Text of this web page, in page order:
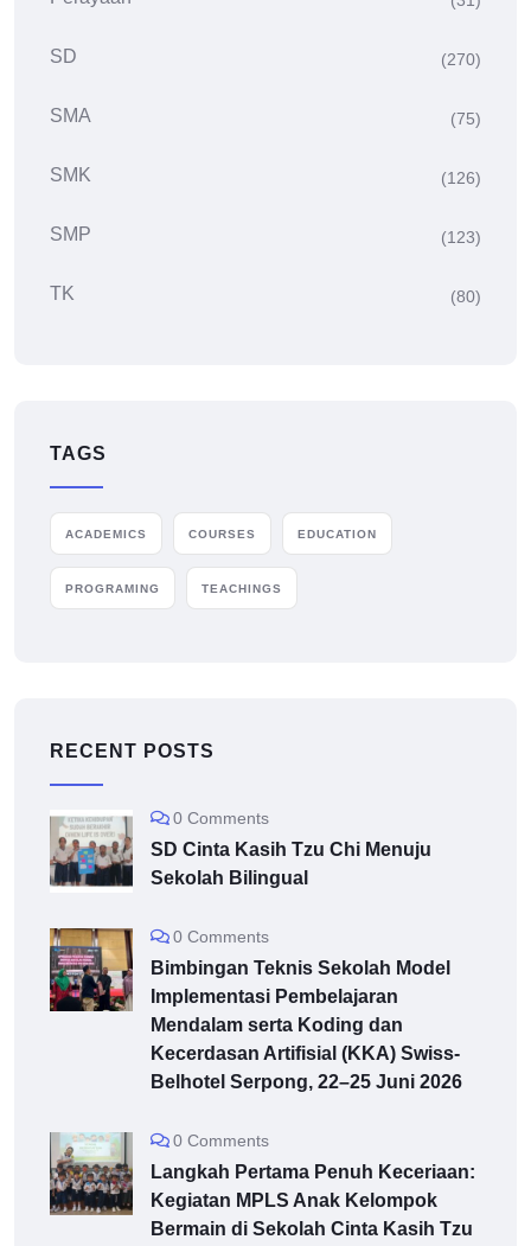
SD (270)
SMA (75)
SMK (126)
SMP (123)
TK (80)
TAGS
ACADEMICS COURSES EDUCATION
PROGRAMING TEACHINGS
RECENT POSTS
0 Comments
SD Cinta Kasih Tzu Chi Menuju
Sekolah Bilingual
0 Comments
Bimbingan Teknis Sekolah Model
Implementasi Pembelajaran
Mendalam serta Koding dan
Kecerdasan Artifisial (KKA) Swiss-
Belhotel Serpong, 22–25 Juni 2026
0 Comments
Langkah Pertama Penuh Keceriaan:
Kegiatan MPLS Anak Kelompok
Bermain di Sekolah Cinta Kasih Tzu